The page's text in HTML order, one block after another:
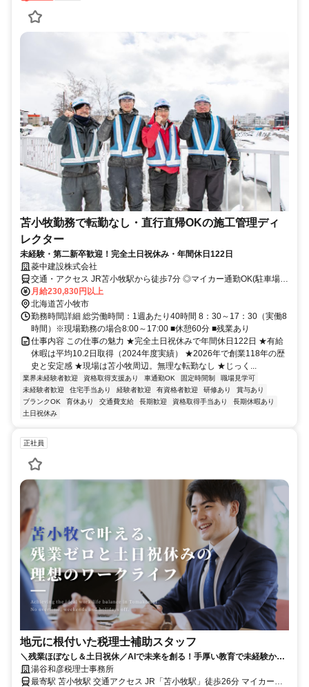
苫小牧勤務で転勤なし・直行直帰OKの施工管理ディ
レクター
未経験・第二新卒歓迎！完全土日祝休み・年間休日122日
菱中建設株式会社
交通・アクセス JR苫小牧駅から徒歩7分 ◎マイカー通勤OK(駐車場完
備)
月給230,830円以上
北海道苫小牧市
勤務時間詳細 総労働時間：1週あたり40時間 8：30～17：30（実働8
時間）※現場勤務の場合8:00～17:00 ■休憩60分 ■残業あり
仕事内容 この仕事の魅力 ★完全土日祝休みで年間休日122日 ★有給
休暇は平均10.2日取得（2024年度実績） ★2026年で創業118年の歴
史と安定感 ★現場は苫小牧周辺。無理な転勤なし ★じっく...
業界未経験者歓迎 資格取得支援あり 車通勤OK 固定時間制
職場見学可
未経験者歓迎
住宅手当あり 経験者歓迎 有資格者歓迎 研修あり
賞与あり
ブランクOK
育休あり 交通費支給 長期歓迎 資格取得手当あり
長期休暇あり
土日祝休み
正社員
地元に根付いた税理士補助スタッフ
＼残業ほぼなし＆土日祝休／AIで未来を創る！手厚い教育で未経験から
プロへ
湯谷和彦税理士事務所
最寄駅 苫小牧駅 交通アクセス JR「苫小牧駅」徒歩26分 マイカー通